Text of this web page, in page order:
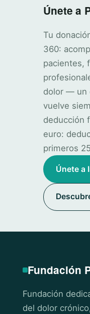
Únete a
Tu
360:
pacientes,
dolor — un
vuelve
deducción
euro:
primeros
Únete a
Fundación
Fundación
del dolor